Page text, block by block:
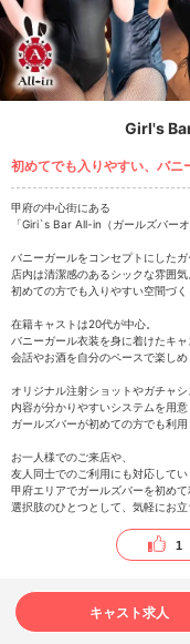
Girl's
初めてでも入りやすい、バ
甲府の中心街にある
「Giri`s Bar All-in（ガールズバー
バニーガールをコンセプトにしたガ
店内は清潔感のあるシックな雰囲気
初めての方でも入りやすい空間づ
在籍キャストは20代が中心。
バニーガール衣装を身に着けたキャ
会話やお酒を自分のペースで楽し
オリジナル注射ショットやガチャシ
内容が分かりやすいシステムを用意
ガールズバーが初めての方でも利
お一人様でのご来店や、
友人同士でのご利用にも対応してい
甲府エリアでガールズバーを初め
選択肢のひとつとして、気軽にお
1
キャスト求人